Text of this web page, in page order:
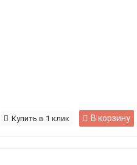
В корзину
Купить в 1 клик